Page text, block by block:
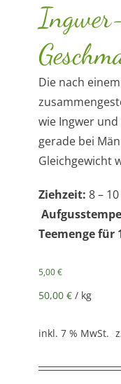
Die nach
wie Ingwer
gerade bei
Gleichgewicht
Ziehzeit: 8 –
Teemenge für
5,00€
50,00 € / kg
inkl. 7 % MwSt.